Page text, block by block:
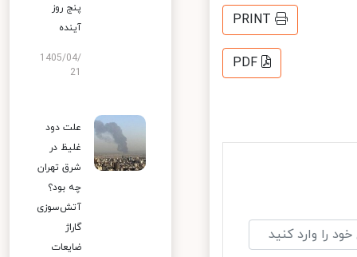
PRINT
PDF
پنج روز
آینده
1405/04/
علت دود
غلیظ در
شرق تهران
چه بود؟
آتش‌سوزی
گاراژ
ضایعات